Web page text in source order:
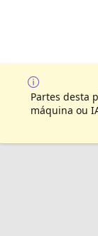
Partes desta
máquina ou